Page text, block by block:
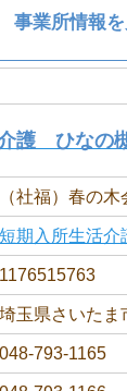
事業所情報
護 ひなの
（社福）春の木
短期入所生活介
1176515763
埼玉県さいたま
048-793-1165